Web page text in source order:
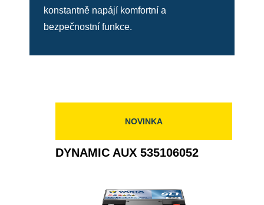
konstantně napájí komfortní a
bezpečnostní funkce.
NOVINKA
DYNAMIC AUX 535106052